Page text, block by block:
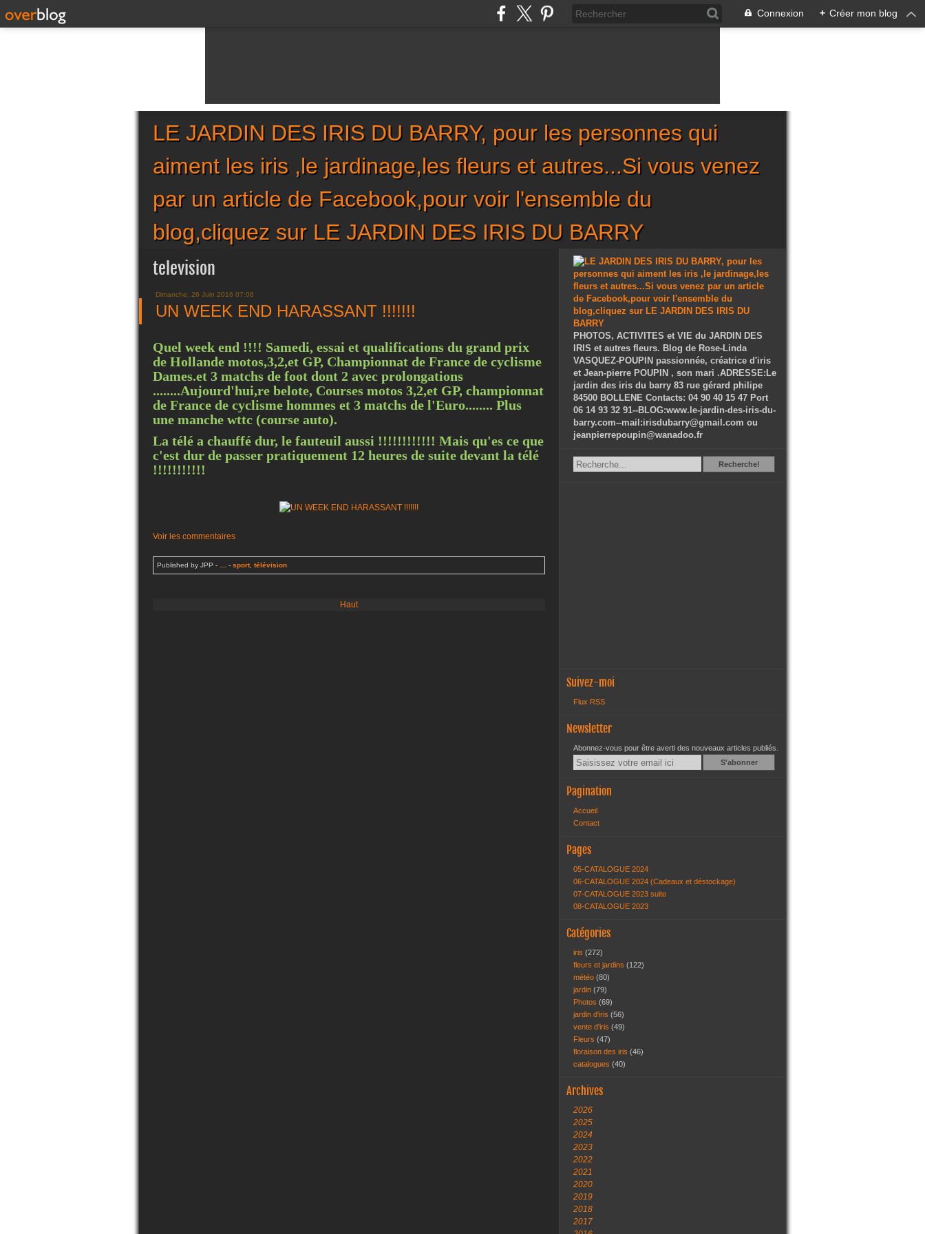
Connexion + Créer mon blog
LE JARDIN DES IRIS DU BARRY, pour les personnes qui
aiment les iris ,le jardinage,les fleurs et autres...Si vous venez
par un article de Facebook,pour voir l'ensemble du
blog,cliquez sur LE JARDIN DES IRIS DU BARRY
television
Dimanche, 26 Juin 2016 07:06
UN WEEK END HARASSANT !!!!!!!
Quel week end !!!! Samedi, essai et qualifications du grand prix
de Hollande motos,3,2,et GP, Championnat de France de cyclisme
Dames.et 3 matchs de foot dont 2 avec prolongations
........Aujourd'hui,re belote, Courses motos 3,2,et GP, championnat
de France de cyclisme hommes et 3 matchs de l'Euro........ Plus
une manche wttc (course auto).
La télé a chauffé dur, le fauteuil aussi !!!!!!!!!!!! Mais qu'es ce que
c'est dur de passer pratiquement 12 heures de suite devant la télé
!!!!!!!!!!!
Voir les commentaires
Published by JPP - - sport, télévision
Haut
PHOTOS, ACTIVITES et VIE du JARDIN DES
IRIS et autres fleurs. Blog de Rose-Linda
VASQUEZ-POUPIN passionnée, créatrice d'iris
et Jean-pierre POUPIN , son mari .ADRESSE:Le
jardin des iris du barry 83 rue gérard philipe
84500 BOLLENE Contacts: 04 90 40 15 47 Port
06 14 93 32 91--BLOG:www.le-jardin-des-iris-du-
barry.com--mail:irisdubarry@gmail.com ou
jeanpierrepoupin@wanadoo.fr
RechercheRecherche!
Suivez-moi
Flux RSS
Newsletter
Abonnez-vous pour être averti des nouveaux articles publiés.
Email
Pagination
Accueil
Contact
Pages
05-CATALOGUE 2024
06-CATALOGUE 2024 (Cadeaux et déstockage)
07-CATALOGUE 2023 suite
08-CATALOGUE 2023
Catégories
iris (272)
fleurs et jardins (122)
météo (80)
jardin (79)
Photos (69)
jardin d'iris (56)
vente d'iris (49)
Fleurs (47)
floraison des iris (46)
catalogues (40)
Archives
2026
2025
2024
2023
2022
2021
2020
2019
2018
2017